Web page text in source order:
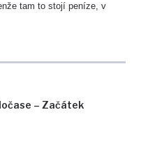
– Začátek
tam to stojí peníze, v